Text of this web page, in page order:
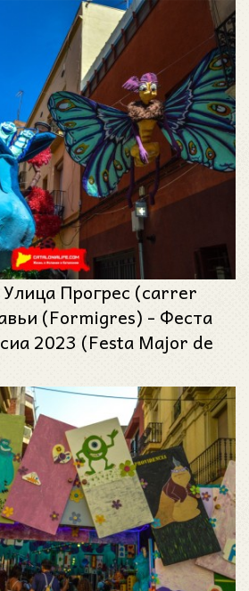
Прогрес (carrer
(Formigres) - Феста
2023 (Festa Major de